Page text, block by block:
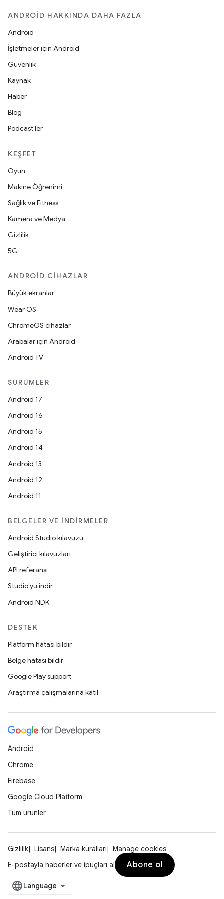
ANDROID HAKKINDA DAHA FAZLA
Android
İşletmeler için Android
Güvenlik
Kaynak
Haber
Blog
Podcast'ler
KEŞFET
Oyun
Makine Öğrenimi
Sağlık ve Fitness
Kamera ve Medya
Gizlilik
5G
ANDROID CIHAZLAR
Büyük ekranlar
Wear OS
ChromeOS cihazlar
Arabalar için Android
Android TV
SÜRÜMLER
Android 17
Android 16
Android 15
Android 14
Android 13
Android 12
Android 11
BELGELER VE İNDIRMELER
Android Studio kılavuzu
Geliştirici kılavuzları
API referansı
Studio'yu indir
Android NDK
DESTEK
Platform hatası bildir
Belge hatası bildir
Google Play support
Araştırma çalışmalarına katıl
Android
Chrome
Firebase
Google Cloud Platform
Tüm ürünler
Gizlilik Lisans Marka kuralları
Manage cookies
E-postayla haberler ve ipuçları al
Abone ol